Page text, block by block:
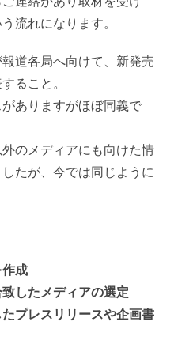
流れになります。
道各局へ向けて、新発売
ること。
ありますがほぼ同義で
のメディアにも向けた情
たが、今では同じように
成
したメディアの選定
プレスリリースや企画書